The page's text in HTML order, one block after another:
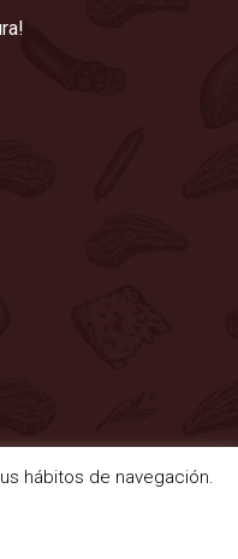
hábitos de navegación.